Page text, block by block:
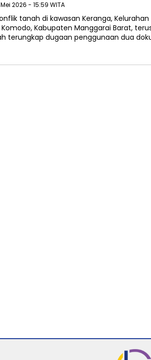
2026 - 15:59 WITA
tanah di kawasan Keranga,
Kabupaten Manggarai Barat,
terungkap dugaan penggunaan dua